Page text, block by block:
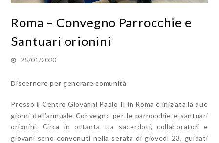
Roma – Convegno Parrocchie e
Santuari orionini
25/01/2020
Discernere per generare comunità
Presso il Centro Giovanni Paolo II in Roma è iniziata la due
giorni dell’annuale Convegno per le parrocchie e santuari
orionini. Circa in ottanta tra sacerdoti, collaboratori e
giovani sono convenuti nella serata di giovedì 23, guidati